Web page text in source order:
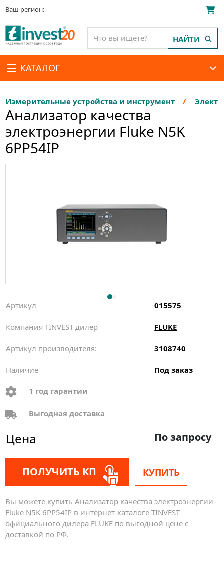
Ваш регион:
КАТАЛОГ
НАЙТИ
Измерительные устройства и инструмент
Анализатор качества
электроэнергии Fluke N5K
6PP54IP
Артикул 015575
Компания TINVEST дилер FLUKE
Артикул производителя: 3108740
Наличие Под заказ
1 год гарантии
Выгодная доставка
Цена По запросу
ПОЛУЧИТЬ КП КУПИТЬ
Вы можете купить Анализатор качества электроэнергии
Fluke N5K 6PP54IP в интернет-каталоге TINVEST
официального дилера FLUKE по выгодной цене с
доставкой по РФ.